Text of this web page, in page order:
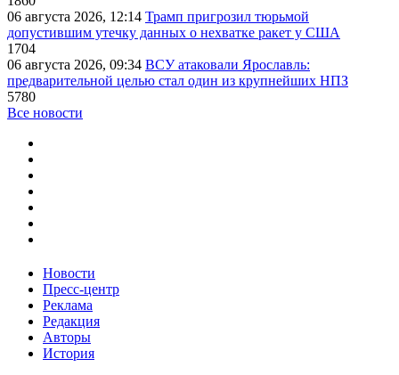
06 августа 2026, 12:14 Трамп пригрозил тюрьмой
допустившим утечку данных о нехватке ракет у США
1704
06 августа 2026, 09:34 ВСУ атаковали Ярославль:
предварительной целью стал один из крупнейших НПЗ
5780
Все новости
Новости
Пресс-центр
Реклама
Редакция
Авторы
История